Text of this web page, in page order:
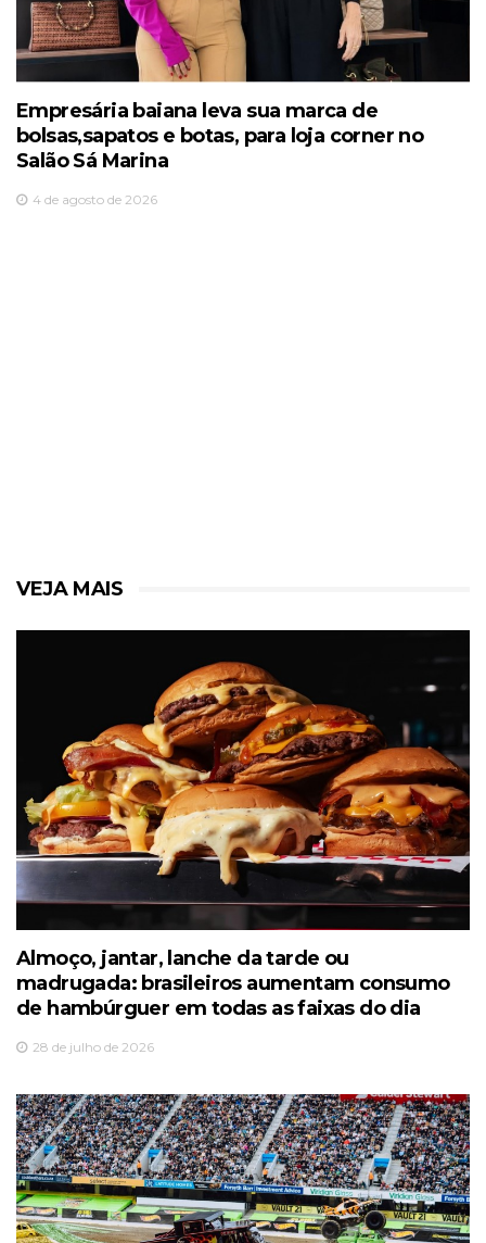
Empresária baiana leva sua marca de
bolsas,sapatos e botas, para loja corner no
Salão Sá Marina
4 de agosto de 2026
VEJA MAIS
Almoço, jantar, lanche da tarde ou
madrugada: brasileiros aumentam consumo
de hambúrguer em todas as faixas do dia
28 de julho de 2026